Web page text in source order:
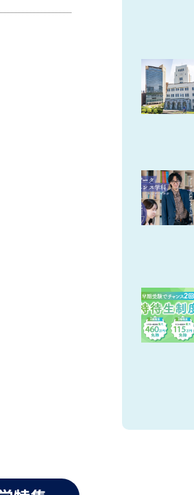
見
学問の教科書
このサイトについて
受付内容・発送状況の確認 テレ
テレメール進学